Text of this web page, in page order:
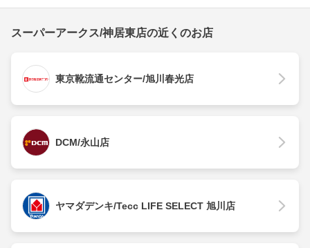
スーパーアークス/神居東店の近くのお店
東京靴流通センター/旭川春光店
DCM/永山店
ヤマダデンキ/Tecc LIFE SELECT 旭川店